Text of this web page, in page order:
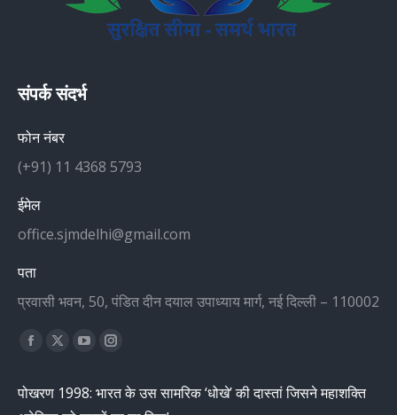
संपर्क संदर्भ
फोन नंबर
(+91) 11 4368 5793
ईमेल
office.sjmdelhi@gmail.com
पता
प्रवासी भवन, 50, पंडित दीन दयाल उपाध्याय मार्ग, नई दिल्ली – 110002
Find us on:
Facebook
opens
X
opens
YouTube
opens
Instagram
opens
पोखरण 1998: भारत के उस सामरिक ‘धोखे’ की दास्तां जिसने महाशक्ति